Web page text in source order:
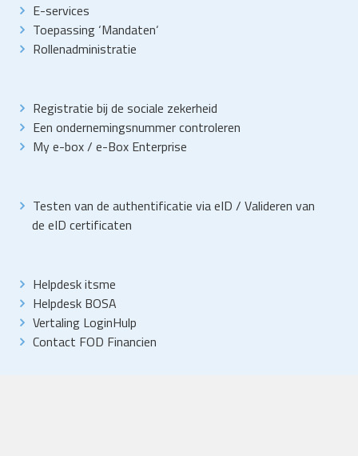
E-services
Toepassing ‘Mandaten‘
Rollenadministratie
Registratie bij de sociale zekerheid
Een ondernemingsnummer controleren
My e-box/ e-Box Enterprise
Testen van de authentificatie via eID / Valideren van
de eID certificaten
Helpdesk itsme
Helpdesk BOSA
Vertaling LoginHulp
Contact FOD Financien